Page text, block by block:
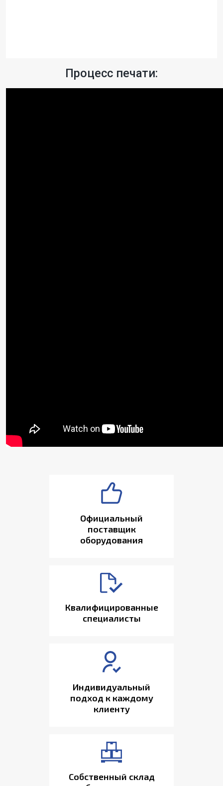
Процесс печати:
Официальный
поставщик
оборудования
Квалифицированные
специалисты
Индивидуальный
подход к каждому
клиенту
Собственный склад